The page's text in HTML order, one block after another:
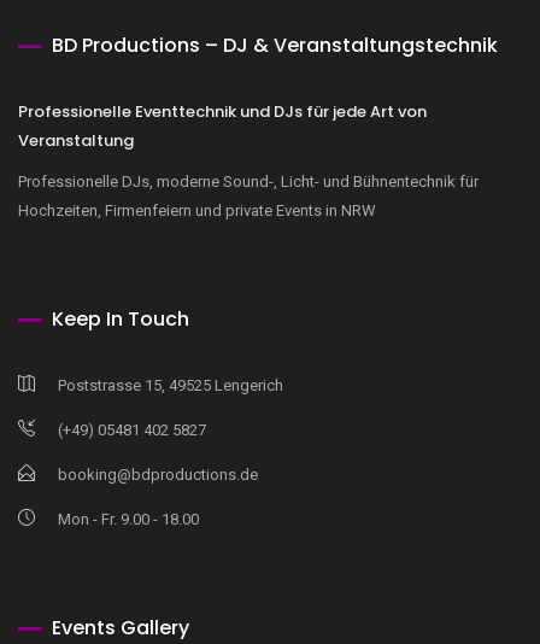
BD Productions – DJ & Veranstaltungstechnik
Professionelle Eventtechnik und DJs für jede Art von
Veranstaltung
Professionelle DJs, moderne Sound-, Licht- und Bühnentechnik für
Hochzeiten, Firmenfeiern und private Events in NRW
Keep In Touch
Poststrasse 15, 49525 Lengerich
(+49) 05481 402 5827
booking@bdproductions.de
Mon - Fr. 9.00 - 18.00
Events Gallery